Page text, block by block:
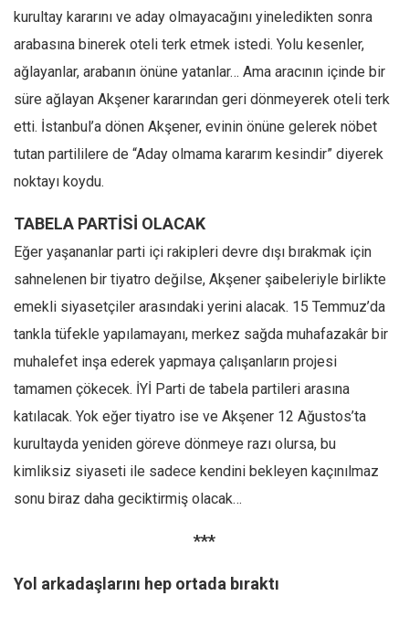
kurultay kararını ve aday olmayacağını yineledikten sonra
arabasına binerek oteli terk etmek istedi. Yolu kesenler,
ağlayanlar, arabanın önüne yatanlar… Ama aracının içinde bir
süre ağlayan Akşener kararından geri dönmeyerek oteli terk
etti. İstanbul’a dönen Akşener, evinin önüne gelerek nöbet
tutan partililere de “Aday olmama kararım kesindir” diyerek
noktayı koydu.
TABELA PARTİSİ OLACAK
Eğer yaşananlar parti içi rakipleri devre dışı bırakmak için
sahnelenen bir tiyatro değilse, Akşener şaibeleriyle birlikte
emekli siyasetçiler arasındaki yerini alacak. 15 Temmuz’da
tankla tüfekle yapılamayanı, merkez sağda muhafazakâr bir
muhalefet inşa ederek yapmaya çalışanların projesi
tamamen çökecek. İYİ Parti de tabela partileri arasına
katılacak. Yok eğer tiyatro ise ve Akşener 12 Ağustos’ta
kurultayda yeniden göreve dönmeye razı olursa, bu
kimliksiz siyaseti ile sadece kendini bekleyen kaçınılmaz
sonu biraz daha geciktirmiş olacak…
***
Yol arkadaşlarını hep ortada bıraktı